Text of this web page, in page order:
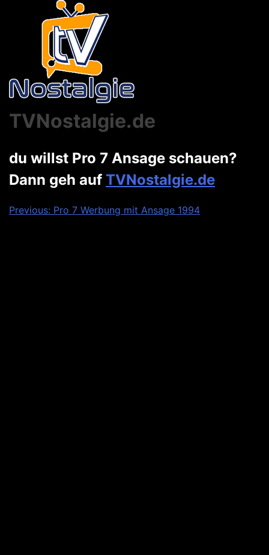
TVNostalgie.de
du willst Pro 7 Ansage schauen?
Dann geh auf TVNostalgie.de
Beitragsnavigation
Previous: Pro 7 Werbung mit Ansage 1994